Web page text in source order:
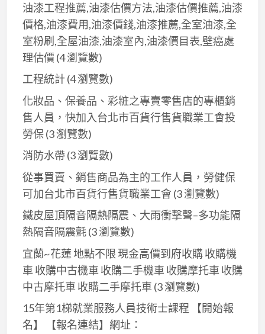
油漆工程推薦,油漆估價方法,油漆估價推薦,油漆
價格,油漆費用,油漆價錢,油漆推薦,全室油漆,全
室粉刷,全屋油漆,油漆室內,油漆價目表,壁癌處
理估價(4 瀏覽數)
工程統計(4 瀏覽數)
化妝品、保養品、彩粧之專賣零售店的專櫃銷
售人員，快加入台北市百貨行售貨職業工會投
勞保(3 瀏覽數)
消防水帶 (3 瀏覽數)
從事買賣、銷售商品為主的工作人員，勞健保
可加台北市百貨行售貨職業工會 (3 瀏覽數)
鐵皮屋頂隔音隔熱隔震、大雨衝擊聲–多功能隔
熱隔音隔震氈(3 瀏覽數)
宜蘭~花蓮 地點不限 現金高價到府收購 收購機
車 收購中古機車 收購二手機車 收購摩托車 收購
中古摩托車 收購二手摩托車(3 瀏覽數)
15年第1梯就業服務人員技術士課程 【開始報
名】 【報名連結】網址：